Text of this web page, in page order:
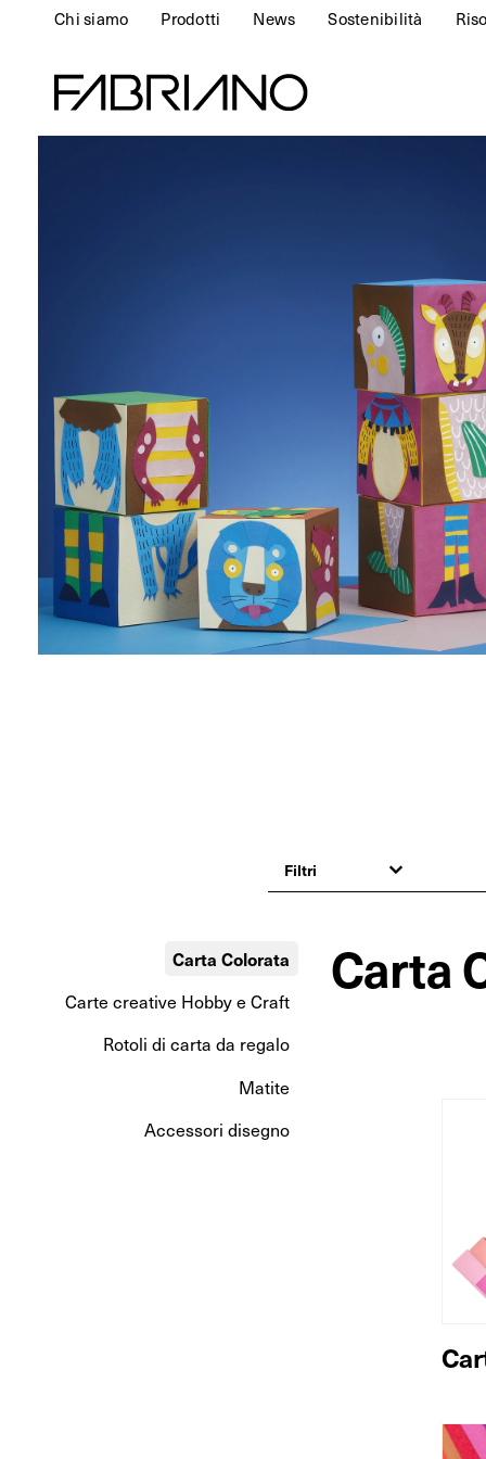
Chi siamo Prodotti News Sostenibilità
Filtri
Carta Colorata
Carte creative Hobby e Craft
Rotoli di carta da regalo
Matite
Accessori disegno
Carta